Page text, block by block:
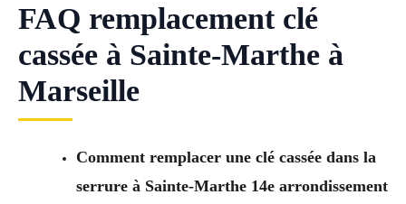
FAQ remplacement clé
cassée à Sainte-Marthe à
Marseille
Comment remplacer une clé cassée dans la
serrure à Sainte-Marthe 14e arrondissement